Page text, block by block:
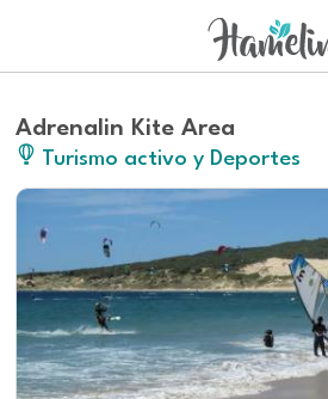
Adrenalin Kite Area
Turismo activo y Deportes